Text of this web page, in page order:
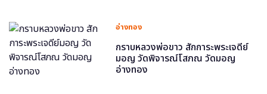
อ่างทอง
กราบหลวงพ่อขาว สักการะพระเจดีย์
มอญ วัดพิจารณ์โสภณ วัดมอญ
อ่างทอง